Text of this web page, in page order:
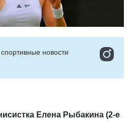
новости
Елена Рыбакина (2-е